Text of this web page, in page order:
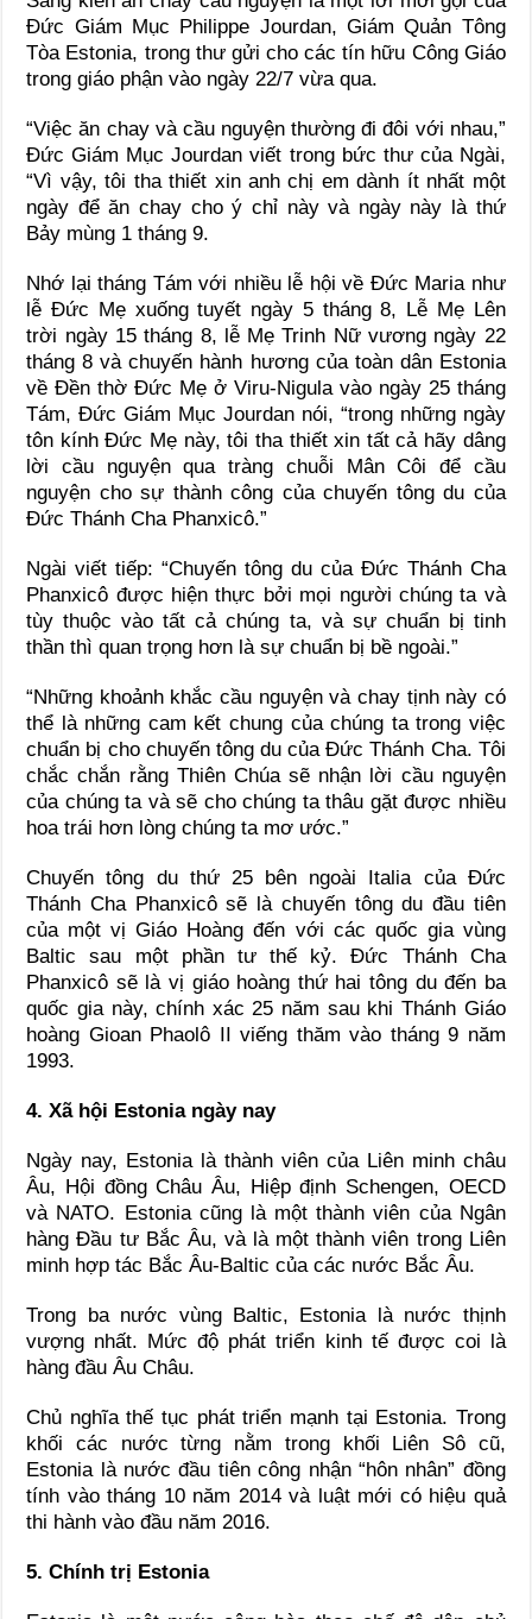
Đức Giám Mục Philippe Jourdan, Giám Quản Tông
Tòa Estonia, trong thư gửi cho các tín hữu Công Giáo
trong giáo phận vào ngày 22/7 vừa qua.
“Việc ăn chay và cầu nguyện thường đi đôi với nhau,”
Đức Giám Mục Jourdan viết trong bức thư của Ngài,
“Vì vậy, tôi tha thiết xin anh chị em dành ít nhất một
ngày để ăn chay cho ý chỉ này và ngày này là thứ
Bảy mùng 1 tháng 9.
Nhớ lại tháng Tám với nhiều lễ hội về Đức Maria như
lễ Đức Mẹ xuống tuyết ngày 5 tháng 8, Lễ Mẹ Lên
trời ngày 15 tháng 8, lễ Mẹ Trinh Nữ vương ngày 22
tháng 8 và chuyến hành hương của toàn dân Estonia
về Đền thờ Đức Mẹ ở Viru-Nigula vào ngày 25 tháng
Tám, Đức Giám Mục Jourdan nói, “trong những ngày
tôn kính Đức Mẹ này, tôi tha thiết xin tất cả hãy dâng
lời cầu nguyện qua tràng chuỗi Mân Côi để cầu
nguyện cho sự thành công của chuyến tông du của
Đức Thánh Cha Phanxicô.”
Ngài viết tiếp: “Chuyến tông du của Đức Thánh Cha
Phanxicô được hiện thực bởi mọi người chúng ta và
tùy thuộc vào tất cả chúng ta, và sự chuẩn bị tinh
thần thì quan trọng hơn là sự chuẩn bị bề ngoài.”
“Những khoảnh khắc cầu nguyện và chay tịnh này có
thể là những cam kết chung của chúng ta trong việc
chuẩn bị cho chuyến tông du của Đức Thánh Cha. Tôi
chắc chắn rằng Thiên Chúa sẽ nhận lời cầu nguyện
của chúng ta và sẽ cho chúng ta thâu gặt được nhiều
hoa trái hơn lòng chúng ta mơ ước.”
Chuyến tông du thứ 25 bên ngoài Italia của Đức
Thánh Cha Phanxicô sẽ là chuyến tông du đầu tiên
của một vị Giáo Hoàng đến với các quốc gia vùng
Baltic sau một phần tư thế kỷ. Đức Thánh Cha
Phanxicô sẽ là vị giáo hoàng thứ hai tông du đến ba
quốc gia này, chính xác 25 năm sau khi Thánh Giáo
hoàng Gioan Phaolô II viếng thăm vào tháng 9 năm
1993.
4. Xã hội Estonia ngày nay
Ngày nay, Estonia là thành viên của Liên minh châu
Âu, Hội đồng Châu Âu, Hiệp định Schengen, OECD
và NATO. Estonia cũng là một thành viên của Ngân
hàng Đầu tư Bắc Âu, và là một thành viên trong Liên
minh hợp tác Bắc Âu-Baltic của các nước Bắc Âu.
Trong ba nước vùng Baltic, Estonia là nước thịnh
vượng nhất. Mức độ phát triển kinh tế được coi là
hàng đầu Âu Châu.
Chủ nghĩa thế tục phát triển mạnh tại Estonia. Trong
khối các nước từng nằm trong khối Liên Sô cũ,
Estonia là nước đầu tiên công nhận “hôn nhân” đồng
tính vào tháng 10 năm 2014 và luật mới có hiệu quả
thi hành vào đầu năm 2016.
5. Chính trị Estonia